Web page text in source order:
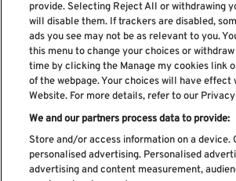
Subscreve a nossa
Li e aceito os Política de
Livro de
provide. Selecting Reject All or withdrawing
will disable them. If trackers are disabled,
ads you see may not be as relevant to you.
this menu to change your choices or
time by clicking the Manage my cookies link
of the webpage. Your choices will have effect
Website. For more details, refer to our
We and our partners process data to provide:
Store and/or access information on a device.
personalised advertising. Personalised
advertising and content measurement,